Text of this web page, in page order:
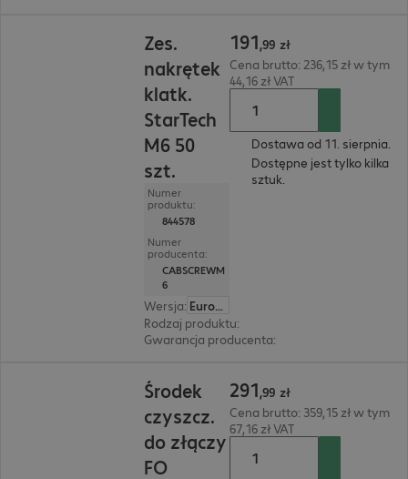
Zes.
nakrętek
klatk.
StarTech
M6 50
szt.
Numer
produktu:
844578
Numer
producenta:
CABSCREWM
6
Wersja:
Europa
Rodzaj produktu:
Gwarancja producenta:
191,99 zł
Cena brutto: 236,15 zł w tym
44,16 zł VAT
Dostawa od 11. sierpnia.
Dostępne jest tylko kilka
sztuk.
Środek
czyszcz.
do złączy
FO
291,99 zł
Cena brutto: 359,15 zł w tym
67,16 zł VAT